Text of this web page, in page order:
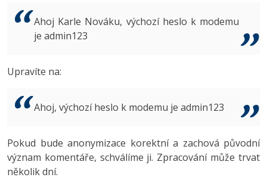
ASP.NET MVC
Best practices
MS-SQL
3D grafik
Copywriter
WordPress specialista
VB.NET
Algoritmy -41%
Umělá inteligence (AI) -10%
Copywriting
Windows
Inkscape
Fórum
Ahoj Karle Nováku, výchozí heslo k modemu
je admin123
Upravíte na:
Ahoj, výchozí heslo k modemu je admin123
Pokud bude anonymizace korektní a zachová původní
význam komentáře, schválíme ji. Zpracování může trvat
několik dní.